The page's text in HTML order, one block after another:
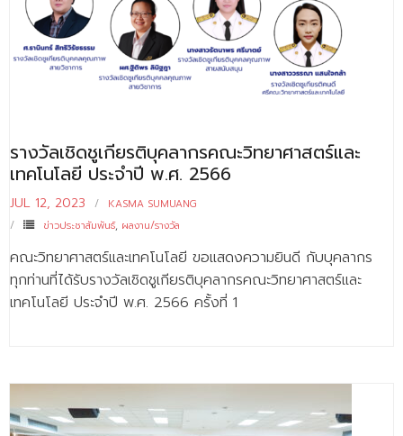
รางวัลเชิดชูเกียรติบุคลากรคณะวิทยาศาสตร์และ
เทคโนโลยี ประจำปี พ.ศ. 2566
JUL 12, 2023
KASMA SUMUANG
ข่าวประชาสัมพันธ์, ผลงาน/รางวัล
คณะวิทยาศาสตร์และเทคโนโลยี ขอแสดงความยินดี กับบุคลากร
ทุกท่านที่ได้รับรางวัลเชิดชูเกียรติบุคลากรคณะวิทยาศาสตร์และ
เทคโนโลยี ประจำปี พ.ศ. 2566 ครั้งที่ 1